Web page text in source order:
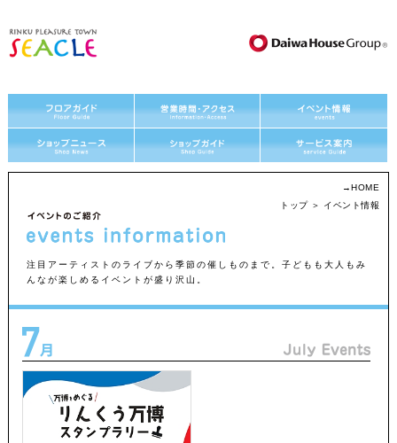
注目アーティストのライブから季節の催しものまで。子どもも大人もみ
んなが楽しめるイベントが盛り沢山。
→HOME
トップ＞ イベント情報